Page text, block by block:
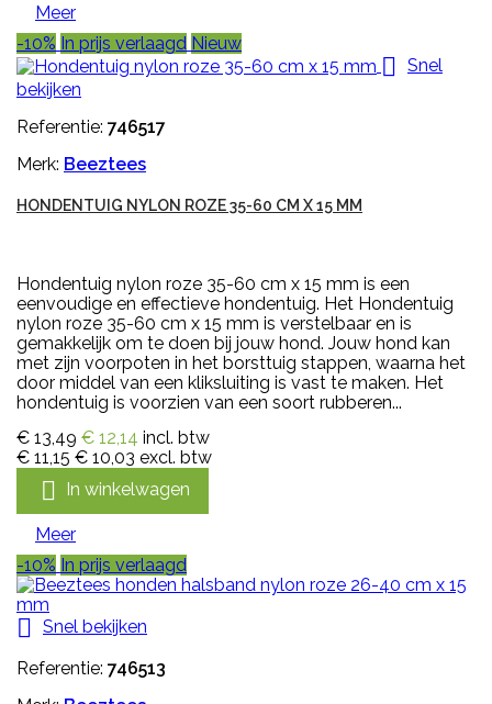
Meer
-10% In prijs verlaagd Nieuw
 Snel
bekijken
Referentie: 746517
Merk: Beeztees
HONDENTUIG NYLON ROZE 35-60 CM X 15 MM
Hondentuig nylon roze 35-60 cm x 15 mm is een
eenvoudige en effectieve hondentuig. Het Hondentuig
nylon roze 35-60 cm x 15 mm is verstelbaar en is
gemakkelijk om te doen bij jouw hond. Jouw hond kan
met zijn voorpoten in het borsttuig stappen, waarna het
door middel van een kliksluiting is vast te maken. Het
hondentuig is voorzien van een soort rubberen...
€ 13,49 € 12,14 incl. btw
€ 11,15 € 10,03 excl. btw
 In winkelwagen
Meer
-10% In prijs verlaagd
 Snel bekijken
Referentie: 746513